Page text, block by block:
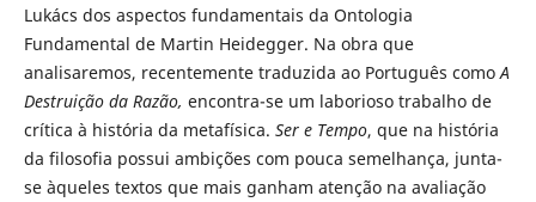
Lukács dos aspectos fundamentais da Ontologia
Fundamental de Martin Heidegger. Na obra que
analisaremos, recentemente traduzida ao Português comoA
Destruição da Razão, encontra-se um laborioso trabalho de
crítica à história da metafísica. Ser e Tempo, que na história
da filosofia possui ambições com pouca semelhança, junta-
se àqueles textos que mais ganham atenção na avaliação